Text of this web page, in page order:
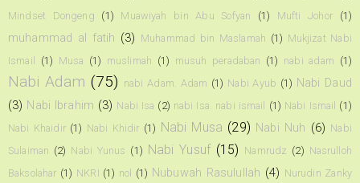
Mindset Dongeng
(1) Muawiyah bin Abu Sofyan (1) Mufti Johor (1)
muhammad al fatih (3) Muhammad bin Maslamah (1) Mukjizat Nabi
Ismail
(1) Musa (1) muslimah (1) musuh peradaban (1) nabi adam (1)
Nabi Adam (75) nabi Adam. Adam (1) Nabi Ayub (1) Nabi Daud
(3) Nabi Ibrahim (3) Nabi Isa (2) nabi Isa. nabi ismail (1) Nabi Ismail (1)
Nabi Khaidir (1) Nabi Khidir (1) Nabi Musa (29) Nabi Nuh (6) Nabi
Sulaiman (2) Nabi Yunus (1) Nabi Yusuf (15) Namrudz (2) Nasrulloh
Baksolahar (1) NKRI (1) nol (1) Nubuwah Rasulullah (4) Nurudin Zanky